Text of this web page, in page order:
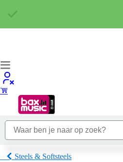
Steels & Softsteels